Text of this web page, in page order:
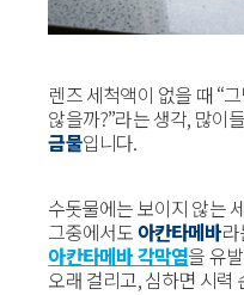
렌즈 세척액이 없을 때 “
않을까?”라는 생각, 많이
금물입니다.
수돗물에는 보이지 않는
그중에서도아칸타메바
아칸타메바 각막염을 유
오래 걸리고, 심하면 시력